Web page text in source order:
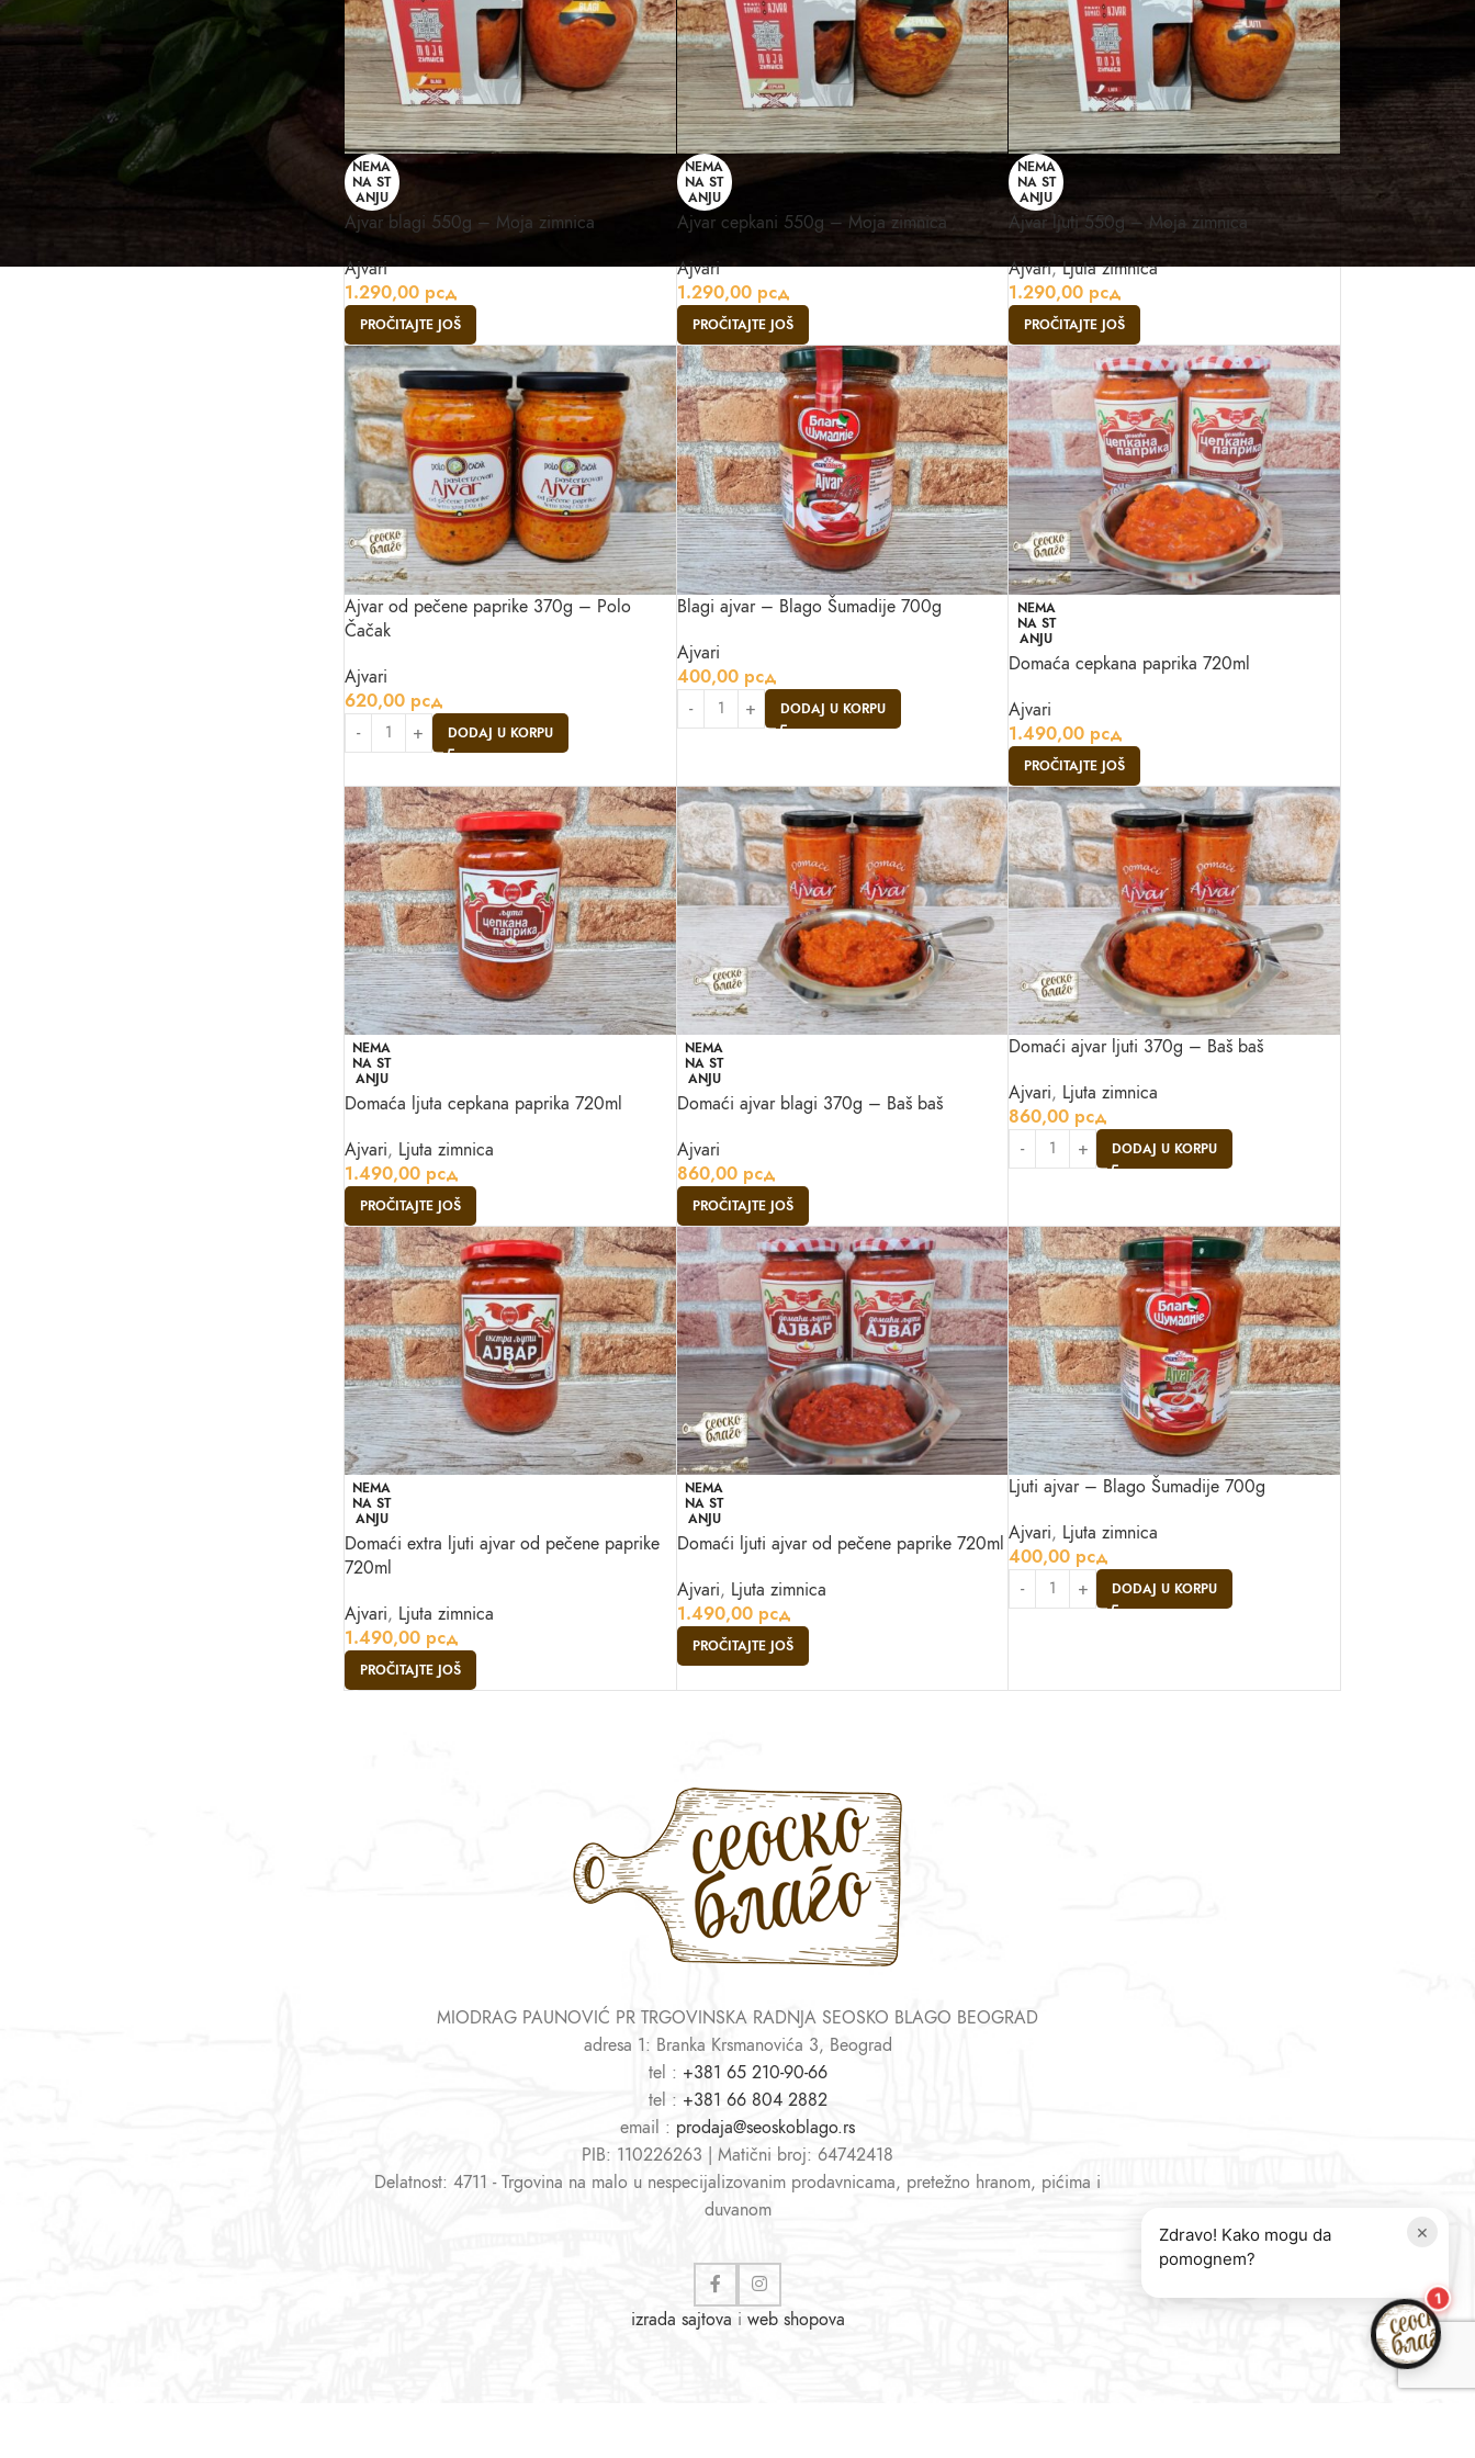
NEMA
NA ST
ANJU
Ajvar blagi 550g – Moja zimnica
Ajvari
1.290,00 рсд
PROČITAJTE JOŠ
NEMA
NA ST
ANJU
Ajvar cepkani 550g – Moja zimnica
Ajvari
1.290,00 рсд
PROČITAJTE JOŠ
NEMA
NA ST
ANJU
Ajvar ljuti 550g – Moja zimnica
Ajvari, Ljuta zimnica
1.290,00 рсд
PROČITAJTE JOŠ
Ajvar od pečene paprike 370g – Polo
Čačak
Ajvari
620,00 рсд
DODAJ U KORPU
Blagi ajvar – Blago Šumadije 700g
Ajvari
400,00 рсд
DODAJ U KORPU
NEMA
NA ST
ANJU
Domaća cepkana paprika 720ml
Ajvari
1.490,00 рсд
PROČITAJTE JOŠ
NEMA
NA ST
ANJU
Domaća ljuta cepkana paprika 720ml
Ajvari, Ljuta zimnica
1.490,00 рсд
PROČITAJTE JOŠ
NEMA
NA ST
ANJU
Domaći ajvar blagi 370g – Baš baš
Ajvari
860,00 рсд
PROČITAJTE JOŠ
Domaći ajvar ljuti 370g – Baš baš
Ajvari, Ljuta zimnica
860,00 рсд
DODAJ U KORPU
NEMA
NA ST
ANJU
Domaći extra ljuti ajvar od pečene paprike
720ml
Ajvari, Ljuta zimnica
1.490,00 рсд
PROČITAJTE JOŠ
NEMA
NA ST
ANJU
Domaći ljuti ajvar od pečene paprike 720ml
Ajvari, Ljuta zimnica
1.490,00 рсд
PROČITAJTE JOŠ
Ljuti ajvar – Blago Šumadije 700g
Ajvari, Ljuta zimnica
400,00 рсд
DODAJ U KORPU
MIODRAG PAUNOVIĆ PR TRGOVINSKA RADNJA SEOSKO BLAGO BEOGRAD
adresa 1: Branka Krsmanovića 3, Beograd
tel : +381 65 210-90-66
tel : +381 66 804 2882
email : prodaja@seoskoblago.rs
PIB: 110226263 | Matični broj: 64742418
Delatnost: 4711 - Trgovina na malo u nespecijalizovanim prodavnicama, pretežno hranom, pićima i
duvanom
izrada sajtova i web shopova
×
Zdravo! Kako mogu da
pomognem?
1
Asistent